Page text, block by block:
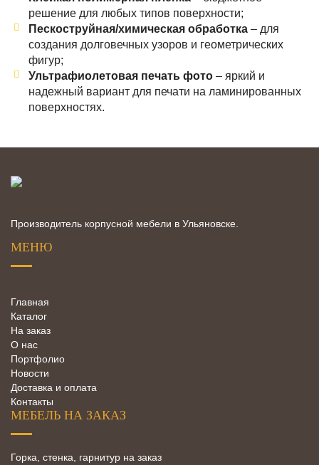
решение для любых типов поверхности;
Пескоструйная/химическая обработка – для
создания долговечных узоров и геометрических
фигур;
Ультрафиолетовая печать фото – яркий и
надежный вариант для печати на ламинированных
поверхностях.
Производитель корпусной мебели в Ульяновске.
МЕНЮ
Главная
Каталог
На заказ
О нас
Портфолио
Новости
Доставка и оплата
Контакты
МЕБЕЛЬ НА ЗАКАЗ
Горка, стенка, гарнитур на заказ